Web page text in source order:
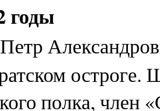
годы
остроге.
полка, член